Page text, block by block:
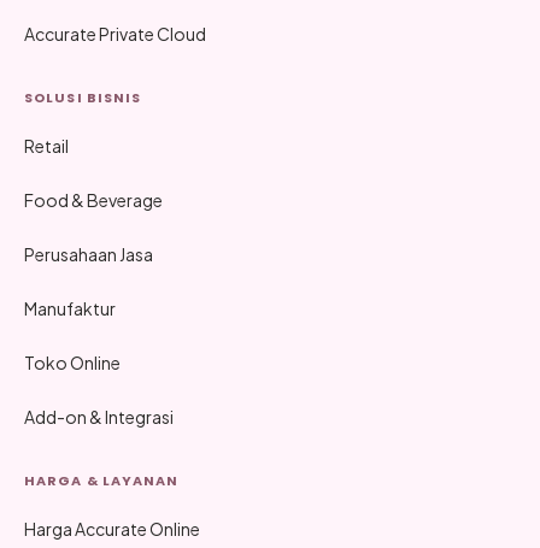
Accurate Private Cloud
SOLUSI BISNIS
Retail
Food & Beverage
Perusahaan Jasa
Manufaktur
Toko Online
Add-on & Integrasi
HARGA & LAYANAN
Harga Accurate Online